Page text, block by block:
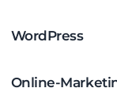
WordPress
Online-
in